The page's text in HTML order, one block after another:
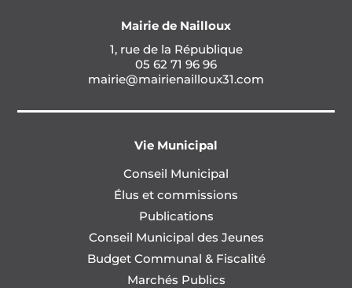
Mairie de Nailloux
1, rue de la République
05 62 71 96 96
mairie@mairienailloux31.com
Vie Municipal
Conseil Municipal
Élus et commissions
Publications
Conseil Municipal des Jeunes
Budget Communal & Fiscalité
Marchés Publics